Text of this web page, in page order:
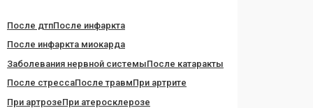
После дтпПосле инфаркта
После инфаркта миокарда
Заболевания нервной системыПосле катаракты
После стрессаПосле травмПри артрите
При артрозеПри атеросклерозе